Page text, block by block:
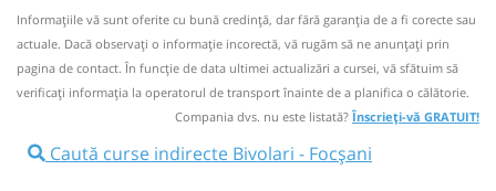
Dotări:
Afiseaza itinerariu
Focșani Benzinaria Petrom (vis-a-vis
Dedeman)
Nu a circulat?Semnalați aici un comentariu )
Pune poze din călătoria ta ⤣
Bivolari Statie Bivolari
Autocar:10690Botoșani - Hlipiceni - Iași -
Informaţiile vă sunt oferite cu bună credinţă, dar fără garanţia de a fi corecte sau
actuale. Dacă observați o informaţie incorectă, vă rugăm să ne anunțați prin
pagina de contact. În funcție de data ultimei actualizări a cursei, vă sfătuim să
verificaţi informaţia la operatorul de transport înainte de a planifica o călătorie.
Compania dvs. nu este listată?Înscrieți-vă GRATUIT!
Caută curse indirecte Bivolari - Focșani